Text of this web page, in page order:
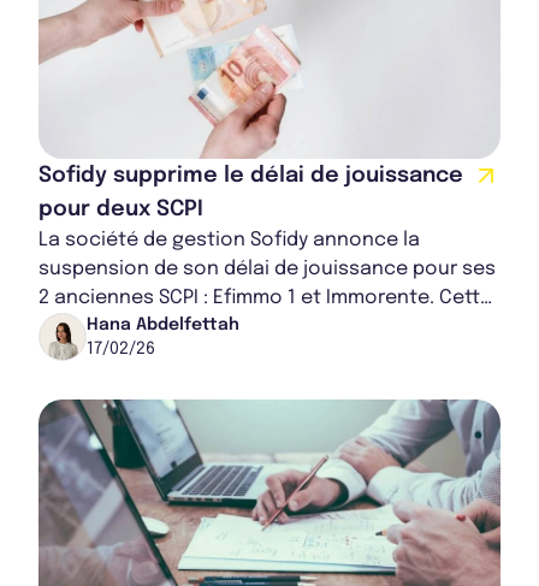
Sofidy supprime le délai de jouissance
pour deux SCPI
La société de gestion Sofidy annonce la
suspension de son délai de jouissance pour ses
2 anciennes SCPI : Efimmo 1 et Immorente. Cette
suppression est valable jusqu'à la fin de l’a...
Hana Abdelfettah
17/02/26